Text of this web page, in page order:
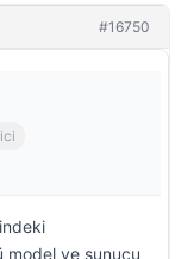
#16750
model ve sunucu